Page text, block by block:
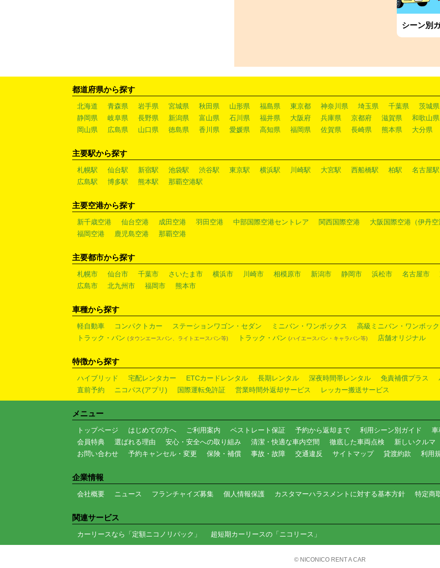
シーン別
都道府県から探す
北海道 青森県 岩手県 宮城県 秋田県 山形県 福島県 東京都 神奈川県 埼玉県 千葉県
茨城県
静岡県
岐阜県 長野県 新潟県 富山県 石川県 福井県 大阪府 兵庫県 京都府 滋賀県
和歌山県
岡山県
広島県 山口県 徳島県 香川県 愛媛県 高知県 福岡県 佐賀県 長崎県 熊本県 大分県
主要駅から探す
札幌駅 仙台駅 新宿駅 池袋駅 渋谷駅 東京駅 横浜駅 川崎駅 大宮駅 西船橋駅 柏駅
名古屋駅
広島駅
博多駅 熊本駅 那覇空港駅
主要空港から探す
新千歳空港 仙台空港 成田空港 羽田空港 中部国際空港セントレア 関西国際空港
大阪国際空港（伊丹
福岡空港
鹿児島空港 那覇空港
主要都市から探す
札幌市 仙台市 千葉市 さいたま市 横浜市 川崎市 相模原市 新潟市 静岡市 浜松市 名古屋市
広島市
北九州市 福岡市 熊本市
車種から探す
軽自動車 コンパクトカー ステーションワゴン・セダン ミニバン・ワンボックス
高級ミニバン・ワンボッ
トラック・バン (タウンエースバン、ライトエースバン等) トラック・バン (ハイエースバン・キャラバン等) 店舗オリジナル
特徴から探す
ハイブリッド 宅配レンタカー ETCカードレンタル 長期レンタル 深夜時間帯レンタル 免責補償プラス
直前予約
ニコパス(アプリ) 国際運転免許証 営業時間外返却サービス レッカー搬送サービス
メニュー
トップページ はじめての方へ ご利用案内 ベストレート保証 予約から返却まで 利用シーン別ガイド
車
会員特典
選ばれる理由 安心・安全への取り組み 清潔・快適な車内空間 徹底した車両点検
新しいクルマ
お問い合わせ
予約キャンセル・変更 保険・補償 事故・故障 交通違反 サイトマップ 貸渡約款 利用
企業情報
会社概要 ニュース フランチャイズ募集 個人情報保護 カスタマーハラスメントに対する基本方針 特定商
関連サービス
カーリースなら「定額ニコノリパック」 超短期カーリースの「ニコリース」
© NICONICO RENT A CAR